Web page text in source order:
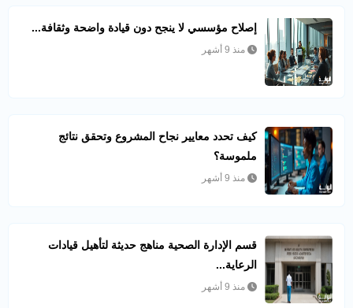
إصلاح مؤسسي لا ينجح دون قيادة واضحة وثقافة...
منذ 9 أشهر
كيف تحدد معايير نجاح المشروع وتحقق نتائج
ملموسة؟
منذ 9 أشهر
قسم الإدارة الصحية مناهج حديثة لتأهيل قيادات
الرعاية...
منذ 9 أشهر